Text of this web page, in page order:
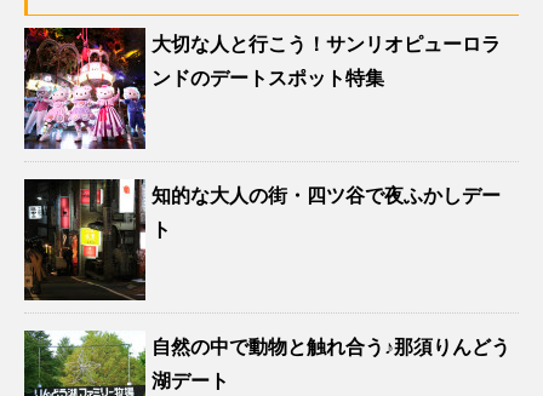
大切な人と行こう！サンリオピューロラ
ンドのデートスポット特集
知的な大人の街・四ツ谷で夜ふかしデー
ト
自然の中で動物と触れ合う♪那須りんどう
湖デート